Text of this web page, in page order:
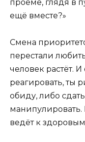
проёме, глядя в
ещё вместе?»
Смена
перестали
человек растёт.
реагировать, ты
обиду, либо
манипулировать.
ведёт к